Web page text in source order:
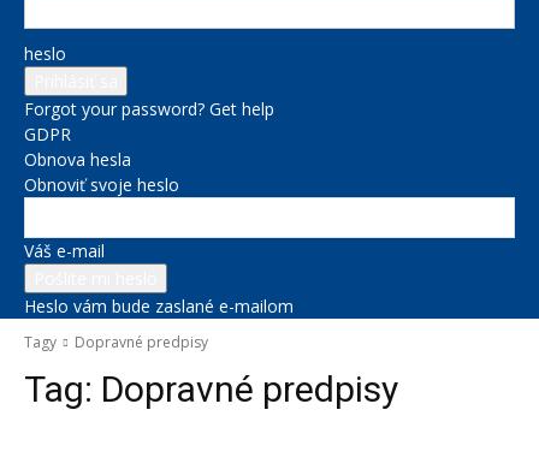
heslo
Forgot your password? Get help
GDPR
Obnova hesla
Obnoviť svoje heslo
Váš e-mail
Heslo vám bude zaslané e-mailom
Tagy Dopravné predpisy
Tag: Dopravné predpisy